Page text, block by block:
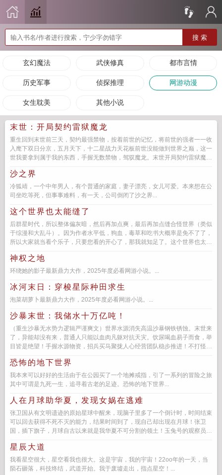
搜 索
玄幻魔法 武侠修真 都市言情
历史军事 侦探推理 网游动漫
女生耽美 其他小说
末世：开局契约雷狱魔龙
重生回到末世前三天，契约最强禁物，按着前世的记忆，将前世的强者一一收
入麾下双日分京，五月天下，十二星战力天花板前世没能做到世界之巅，这一
世我要拿到属于我的东西，手握无数禁物，驾驭魔龙。末世开局契约雷狱魔
沙之界
冷狐靖，一个中年男人，有个普通的家庭，妻子漂亮，女儿可爱。本来想在公
司坐吃等死，但事事难料，有一天，公司倒闭了沙之界...
这个世界也太能缝了
后群星时代，所以整体偏灰暗，然后再加点爽，最后再加点缝合怪世界（类似
于综漫和大乱斗）。因为作者水平低，狗血，毒草和吃书大概率是免不了了，
所以大家就当看个乐子，只要您看的开心了，那我就知足了。这个世界也太能
神权之地
环绕她的影子最新鼎力大作，2025年度必看网游小说。...
冰河末日：穿梭星际种田求生
泡菜胡萝卜最新鼎力大作，2025年度必看网游小说。...
沙暴末世：我储水十万亿吨！
（重生沙暴无水势力逻辑严谨爽文）世界水源消失高温沙暴钢铁锈蚀。末世来
了，异能却没有来，普通人只能以血肉凡躯对抗天灾。饮尿喝血易子而食，举
目皆是绝望！手握水源物资，招兵买马聚拢人心经营团队稳步推进！不打怪不
恐怖的地下世界
我本来可以好好的生活由于在公园买了一个地摊戒指，引了一系列的冒险之旅
其中可谓是九死一生，追寻着古老的足迹。恐怖的地下世界...
人在月球助华夏，发现女娲在逃难
张卫国从有文明遗迹的原始星球中醒来，现脑子里多了一个倒计时，时间结束
可以回去获得不死不灭的能力，结果时间到了，现自己却出现在月球！张卫
国，插下旗子，月球自古以来就是我华夏不可分割的领土！玉兔号的观察员报
星辰大道
我看星空很大，星空看我也很大。这是宇宙，我的宇宙！22oo年的一天，当
陨石砸落，科技终结，武道开始。我于废墟走出，指点星空！...